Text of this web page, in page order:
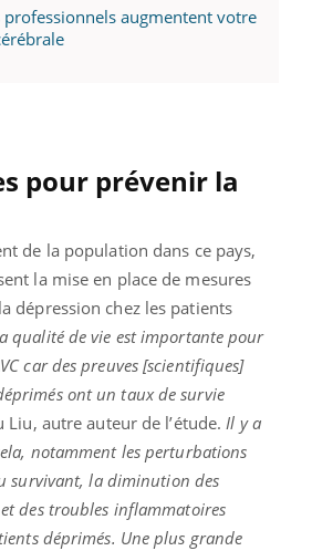
professionnels augmentent votre
pour prévenir la
de la population dans ce pays,
la mise en place de mesures
dépression chez les patients
qualité de vie est importante pour
car des preuves [scientifiques]
ont un taux de survie
Liu, autre auteur de l’étude. Il y a
notamment les perturbations
survivant, la diminution des
des troubles inflammatoires
déprimés. Une plus grande